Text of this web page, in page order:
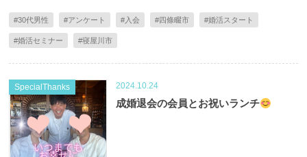
#30代男性 #アンケート #入会 #四條畷市 #婚活スタート
#婚活セミナー #寝屋川市
2024.10.24
SpecialThanks
成婚退会の会員とお祝いランチ